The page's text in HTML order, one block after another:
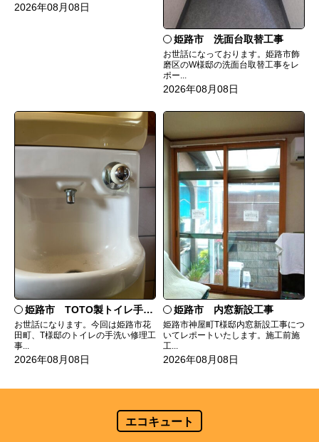
2026年08月08日
姫路市 洗面台取替工事
お世話になっております。姫路市飾
磨区のW様邸の洗面台取替工事をレ
ポー...
2026年08月08日
姫路市 TOTO製トイレ手洗いの水漏れ修理
お世話になります。今回は姫路市花
田町、T様邸のトイレの手洗い修理工
事...
2026年08月08日
姫路市 内窓新設工事
姫路市神屋町T様邸内窓新設工事につ
いてレポートいたします。施工前施
工...
2026年08月08日
エコキュート